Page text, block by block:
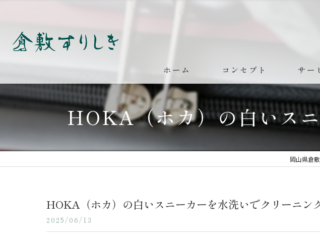
ホーム コンセプト サー
HOKA（ホカ）の白いス
岡山県倉
HOKA（ホカ）の白いスニーカーを水洗いでクリーニン
2025/06/13